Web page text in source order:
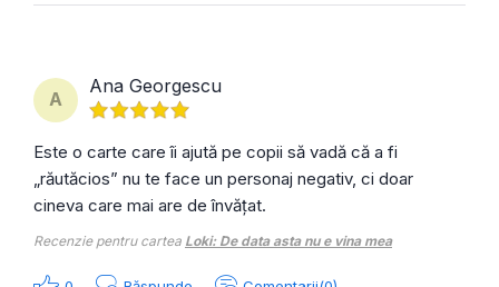
A
Ana Georgescu
Este o carte care îi ajută pe copii să vadă că a fi
„răutăcios” nu te face un personaj negativ, ci doar
cineva care mai are de învățat.
Recenzie pentru cartea Loki: De data asta nu e vina mea